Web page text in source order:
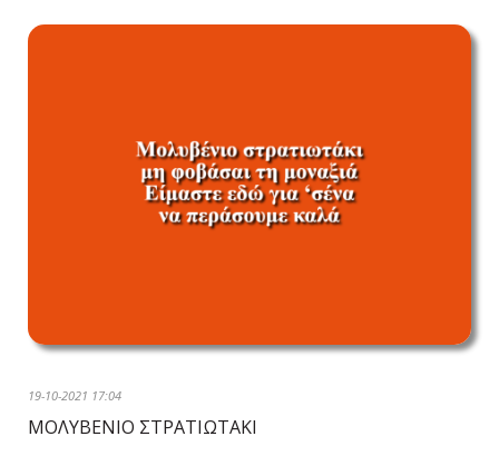
19-10-2021 17:04
ΜΟΛΥΒΕΝΙΟ ΣΤΡΑΤΙΩΤΑΚΙ